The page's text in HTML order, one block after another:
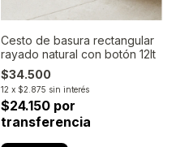
Cesto de basura rectangular
rayado natural con botón 12lt
$34.500
12 x $2.875 sin interés
$24.150 por
transferencia